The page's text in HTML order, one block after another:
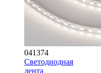
041374
Светодиодная
лента